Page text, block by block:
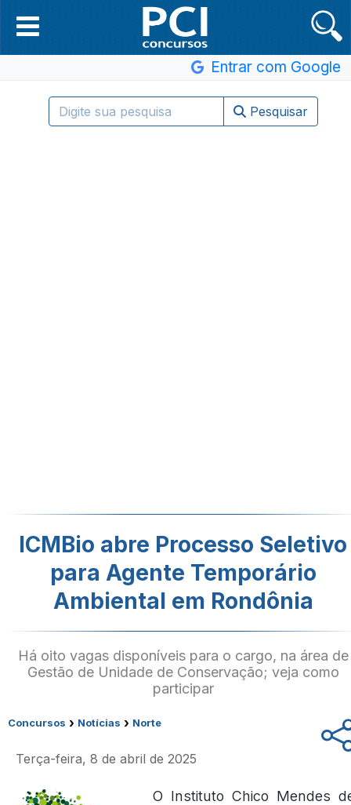
Entrar com Google
Pesquisar
ICMBio abre Processo Seletivo
para Agente Temporário
Ambiental em Rondônia
Há oito vagas disponíveis para o cargo, na área de
Gestão de Unidade de Conservação; veja como
participar
Concursos › Notícias › Norte
Terça-feira, 8 de abril de 2025
O Instituto Chico Mendes